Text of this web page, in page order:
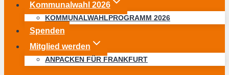
Kommunalwahl 2026
KOMMUNALWAHLPROGRAMM 2026
Spenden
Mitglied werden
ANPACKEN FÜR FRANKFURT